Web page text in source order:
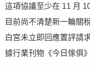
這項協議至少在 11 月
目前尚不清楚新一輪關
白宮未立即回應置評請求
據行業刊物《今日傢俱